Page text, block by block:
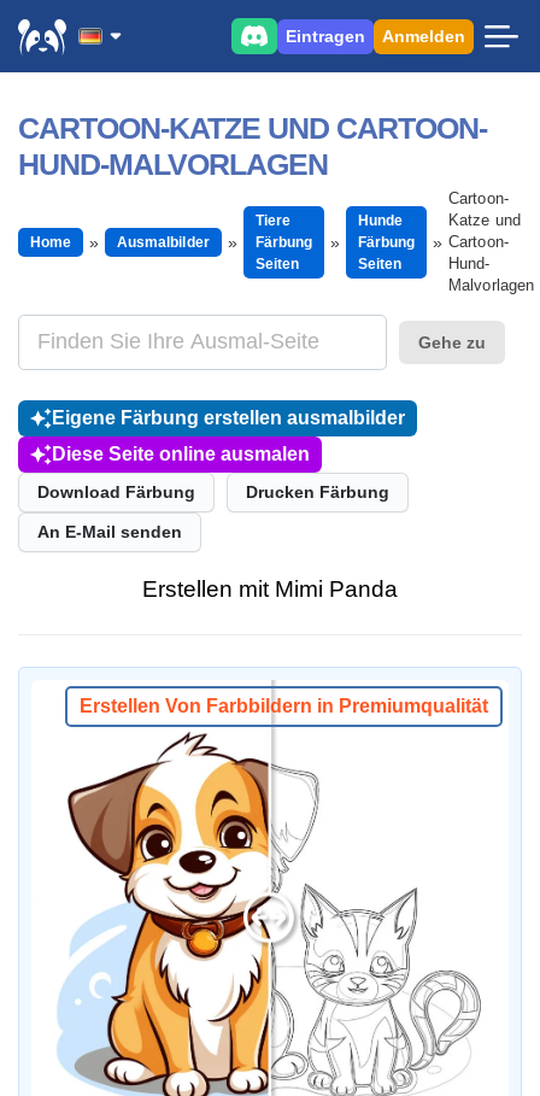
Eintragen Anmelden
CARTOON-KATZE UND CARTOON-
HUND-MALVORLAGEN
Home Ausmalbilder
Tiere
Färbung
Seiten
Hunde
Färbung
Seiten
Cartoon-
Katze und
Cartoon-
Hund-
Malvorlagen
Gehe zu
Eigene Färbung erstellen ausmalbilder
Diese Seite online ausmalen
Download Färbung Drucken Färbung
An E-Mail senden
Erstellen mit Mimi Panda
Erstellen Von Farbbildern in Premiumqualität